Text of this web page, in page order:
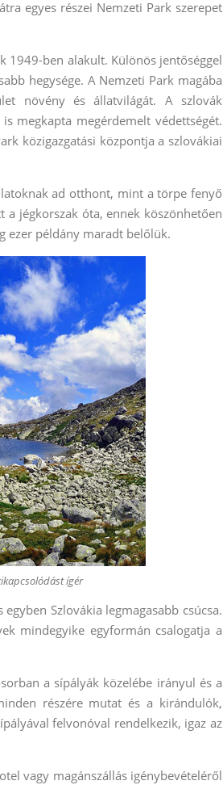
egyes részei Nemzeti Park szerepet
1949-ben alakult. Különös jentőséggel
hegysége. A Nemzeti Park magába
növény és állatvilágát. A szlovák
megkapta megérdemelt védettségét.
közigazgatási központja a szlovákiai
ad otthont, mint a törpe fenyő
jégkorszak óta, ennek köszönhetően
ezer példány maradt belőlük.
ígér
Szlovákia legmagasabb csúcsa.
mindegyike egyformán csalogatja a
a sípályák közelébe irányul és a
részére mutat és a kirándulók,
felvonóval rendelkezik, igaz az
vagy magánszállás igénybevételéről